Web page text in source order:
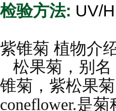
检验方法: UV/
紫锥菊 植物介
松果菊，别名
锥菊，紫松果
coneflower.是菊